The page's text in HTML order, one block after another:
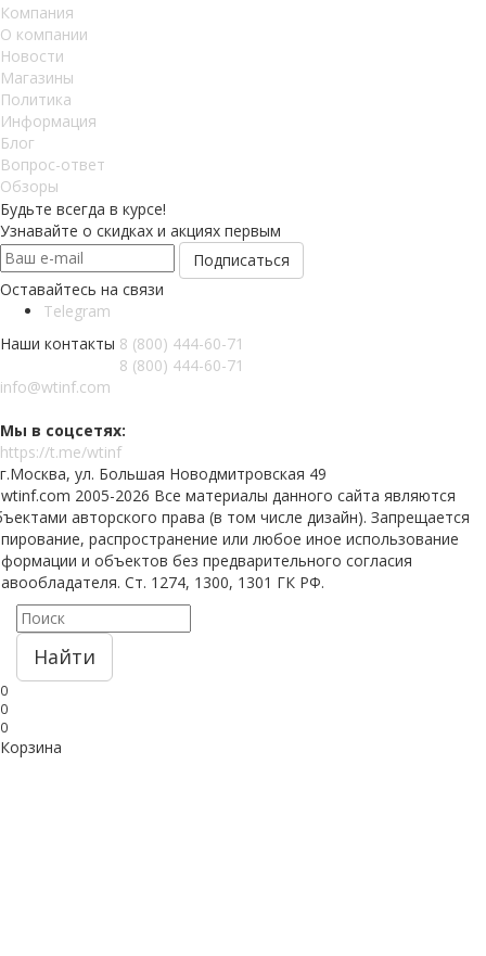
Компания
О компании
Новости
Магазины
Политика
Информация
Блог
Вопрос-ответ
Обзоры
Будьте всегда в курсе!
Узнавайте о скидках и акциях первым
Оставайтесь на связи
Telegram
Наши контакты 8 (800) 444-60-71
8 (800) 444-60-71
info@wtinf.com
Мы в соцсетях:
https://t.me/wtinf
г.Москва, ул. Большая Новодмитровская 49
2005-2026 Все материалы данного сайта являются
авторского права (в том числе дизайн). Запрещается
распространение или любое иное использование
и объектов без предварительного согласия
Ст. 1274, 1300, 1301 ГК РФ.
Найти
0
0
0
Корзина